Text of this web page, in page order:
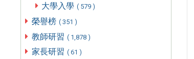
大學入學 ( 579 )
榮譽榜 ( 351 )
教師研習 ( 1,878 )
家長研習 ( 61 )